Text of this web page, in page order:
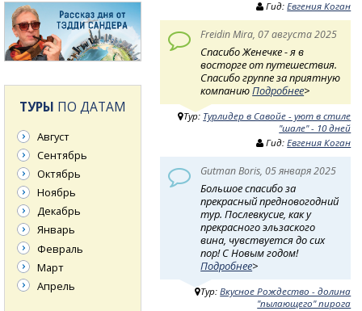
Гид:Евгения Коган
Freidin Mira, 07 августа 2025
Спасибо Женечке - я в
восторге от путешествия.
Спасибо группе за приятную
компаниюПодробнее>
Тур: Турлидер в Савойе - уют в стиле
"шале" - 10 дней
Гид:Евгения Коган
Gutman Boris, 05 января 2025
Большое спасибо за
прекрасный предновогодний
тур. Послевкусие, как у
прекрасного эльзаского
вина, чувствуется до сих
пор! С Новым годом!
Подробнее>
Тур:Вкусное Рождество - долина
"пылающего" пирога
ТУРЫ ПО ДАТАМ
Август
Сентябрь
Октябрь
Ноябрь
Декабрь
Январь
Февраль
Март
Апрель